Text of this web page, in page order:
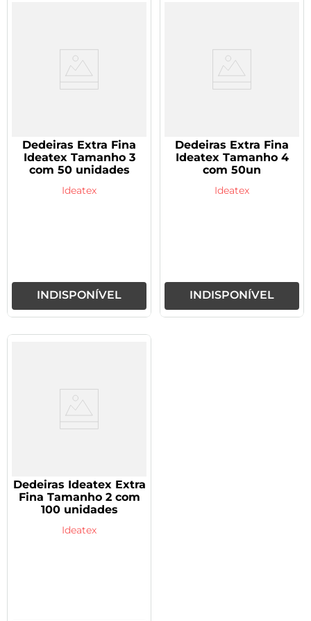
Dedeiras Extra Fina
Ideatex Tamanho 3
com 50 unidades
Ideatex
INDISPONÍVEL
Dedeiras Extra Fina
Ideatex Tamanho 4
com 50un
Ideatex
INDISPONÍVEL
Dedeiras Ideatex Extra
Fina Tamanho 2 com
100 unidades
Ideatex